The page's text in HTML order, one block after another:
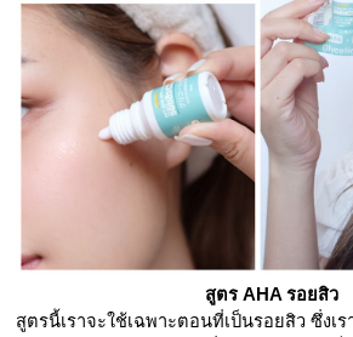
สูตร AHA รอยสิว
สูตรนี้เราจะใช้เฉพาะตอนที่เป็นรอยสิว ซึ่งเ